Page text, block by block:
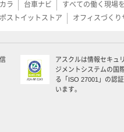
ラ 台車ナビ
すべての働く現場
ポストイットストア オフィスづくり
アスクルは情報セキュ
ジメントシステムの国
る「ISO 27001」の認
います。